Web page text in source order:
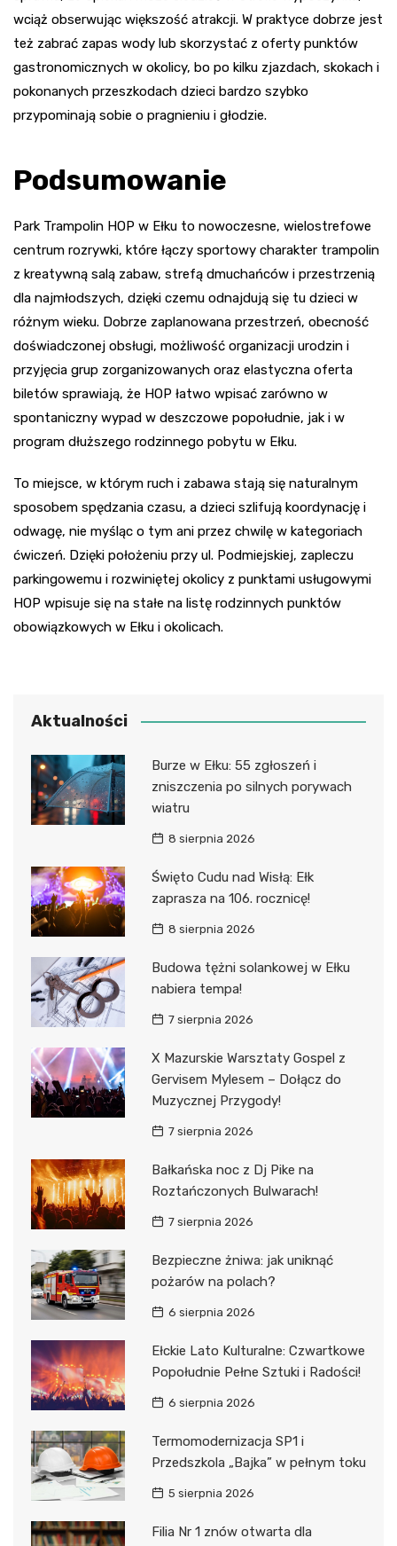
wciąż obserwując większość atrakcji. W praktyce dobrze jest
też zabrać zapas wody lub skorzystać z oferty punktów
gastronomicznych w okolicy, bo po kilku zjazdach, skokach i
pokonanych przeszkodach dzieci bardzo szybko
przypominają sobie o pragnieniu i głodzie.
Podsumowanie
Park Trampolin HOP w Ełku to nowoczesne, wielostrefowe
centrum rozrywki, które łączy sportowy charakter trampolin
z kreatywną salą zabaw, strefą dmuchańców i przestrzenią
dla najmłodszych, dzięki czemu odnajdują się tu dzieci w
różnym wieku. Dobrze zaplanowana przestrzeń, obecność
doświadczonej obsługi, możliwość organizacji urodzin i
przyjęcia grup zorganizowanych oraz elastyczna oferta
biletów sprawiają, że HOP łatwo wpisać zarówno w
spontaniczny wypad w deszczowe popołudnie, jak i w
program dłuższego rodzinnego pobytu w Ełku.
To miejsce, w którym ruch i zabawa stają się naturalnym
sposobem spędzania czasu, a dzieci szlifują koordynację i
odwagę, nie myśląc o tym ani przez chwilę w kategoriach
ćwiczeń. Dzięki położeniu przy ul. Podmiejskiej, zapleczu
parkingowemu i rozwiniętej okolicy z punktami usługowymi
HOP wpisuje się na stałe na listę rodzinnych punktów
obowiązkowych w Ełku i okolicach.
Aktualności
Burze w Ełku: 55 zgłoszeń i
zniszczenia po silnych porywach
wiatru
8 sierpnia 2026
Święto Cudu nad Wisłą: Ełk
zaprasza na 106. rocznicę!
8 sierpnia 2026
Budowa tężni solankowej w Ełku
nabiera tempa!
7 sierpnia 2026
X Mazurskie Warsztaty Gospel z
Gervisem Mylesem – Dołącz do
Muzycznej Przygody!
7 sierpnia 2026
Bałkańska noc z Dj Pike na
Roztańczonych Bulwarach!
7 sierpnia 2026
Bezpieczne żniwa: jak uniknąć
pożarów na polach?
6 sierpnia 2026
Ełckie Lato Kulturalne: Czwartkowe
Popołudnie Pełne Sztuki i Radości!
6 sierpnia 2026
Termomodernizacja SP1 i
Przedszkola „Bajka” w pełnym toku
5 sierpnia 2026
Filia Nr 1 znów otwarta dla